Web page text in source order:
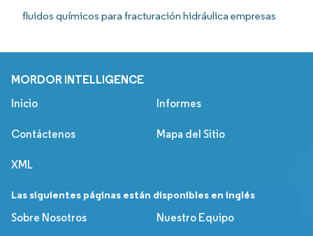
fluidos químicos para fracturación hidráulica empresas
MORDOR INTELLIGENCE
Inicio Informes
Contáctenos Mapa del Sitio
XML
Las siguientes páginas están disponibles en inglés
Sobre Nosotros
Nuestro Equipo